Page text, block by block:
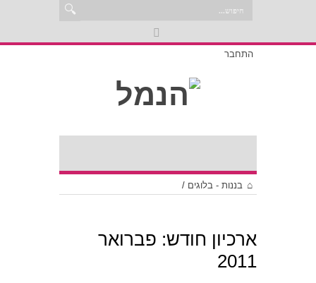
התחבר
בננות - בלוגים /
ארכיון חודש: פברואר
2011